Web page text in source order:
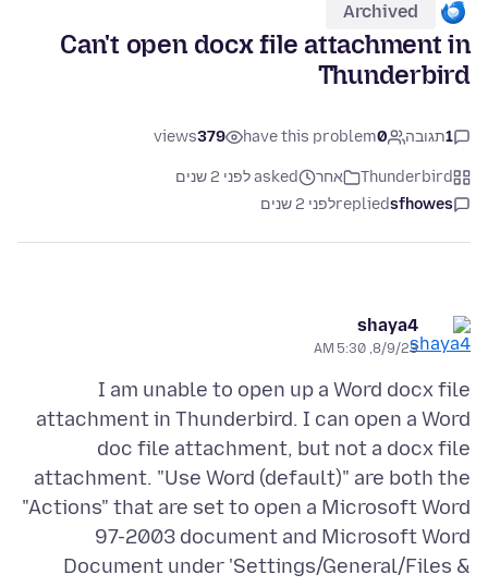
Archived
Can't open docx file attachment in
Thunderbird
1תגובה 0
have this problem
379
views
Thunderbird אחר
asked לפני 2 שנים
sfhowes
repliedלפני 2 שנים
shaya4
8/9/23, 5:30 AM
I am unable to open up a Word docx file
attachment in Thunderbird. I can open a Word
doc file attachment, but not a docx file
attachment. "Use Word (default)" are both the
"Actions" that are set to open a Microsoft Word
97-2003 document and Microsoft Word
Document under 'Settings/General/Files &